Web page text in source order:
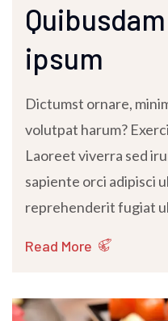
ipsum
Dictumst ornare,
volutpat harum?
Laoreet viverra sed
sapiente orci adipisci
reprehenderit fugiat
Read More